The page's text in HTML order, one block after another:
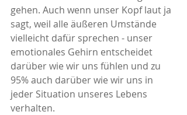
gehen. Auch wenn unser Kopf laut ja
sagt, weil alle äußeren Umstände
vielleicht dafür sprechen - unser
emotionales Gehirn entscheidet
darüber wie wir uns fühlen und zu
95% auch darüber wie wir uns in
jeder Situation unseres Lebens
verhalten.